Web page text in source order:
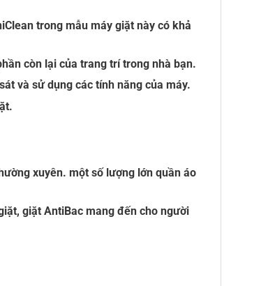
trong mẫu máy giặt này có khả
còn lại của trang trí trong nhà bạn.
và sử dụng các tính năng của máy.
xuyên. một số lượng lớn quần áo
giặt AntiBac mang đến cho người